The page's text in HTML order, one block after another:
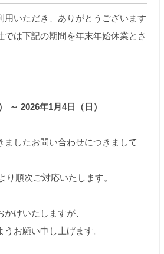
用いただき、ありがとうございます
では下記の期間を年末年始休業とさ
～ 2026年1月4日（日）
ましたお問い合わせにつきまして
り順次ご対応いたします。
けいたしますが、
お願い申し上げます。